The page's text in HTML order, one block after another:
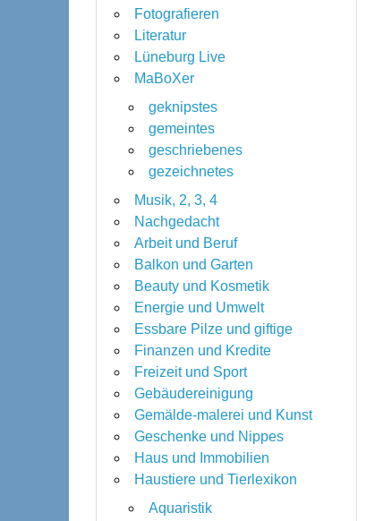
Fotografieren
Literatur
Lüneburg Live
MaBoXer
geknipstes
gemeintes
geschriebenes
gezeichnetes
Musik, 2, 3, 4
Nachgedacht
Arbeit und Beruf
Balkon und Garten
Beauty und Kosmetik
Energie und Umwelt
Essbare Pilze und giftige
Finanzen und Kredite
Freizeit und Sport
Gebäudereinigung
Gemälde-malerei und Kunst
Geschenke und Nippes
Haus und Immobilien
Haustiere und Tierlexikon
Aquaristik